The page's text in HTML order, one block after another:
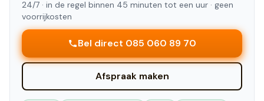
24/7 · in de regel binnen 45 minuten tot een uur · geen
voorrijkosten
Bel direct 085 060 89 70
Afspraak maken